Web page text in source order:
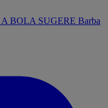
A BOLA SUGERE Barba